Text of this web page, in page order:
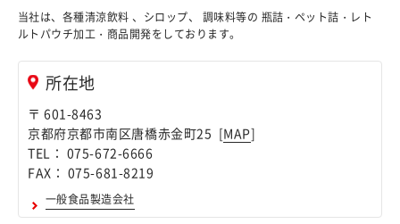
当社は、各種清涼飲料 、シロップ、 調味料等の 瓶詰・ペット詰・レト
ルトパウチ加工・商品開発をしております。
所在地
〒 601-8463
京都府京都市南区唐橋赤金町25 [MAP]
TEL： 075-672-6666
FAX： 075-681-8219
一般食品製造会社